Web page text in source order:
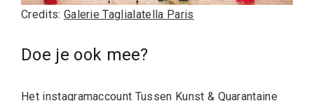
Credits: Galerie Taglialatella Paris
Doe je ook mee?
Het instagramaccount Tussen Kunst & Quarantaine